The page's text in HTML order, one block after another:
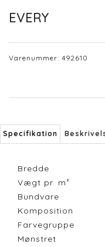
EVERY
Varenummer: 492610
Specifikation
Bredde
Vægt pr. m²
Bundvare
Komposition
Farvegruppe
Mønstret